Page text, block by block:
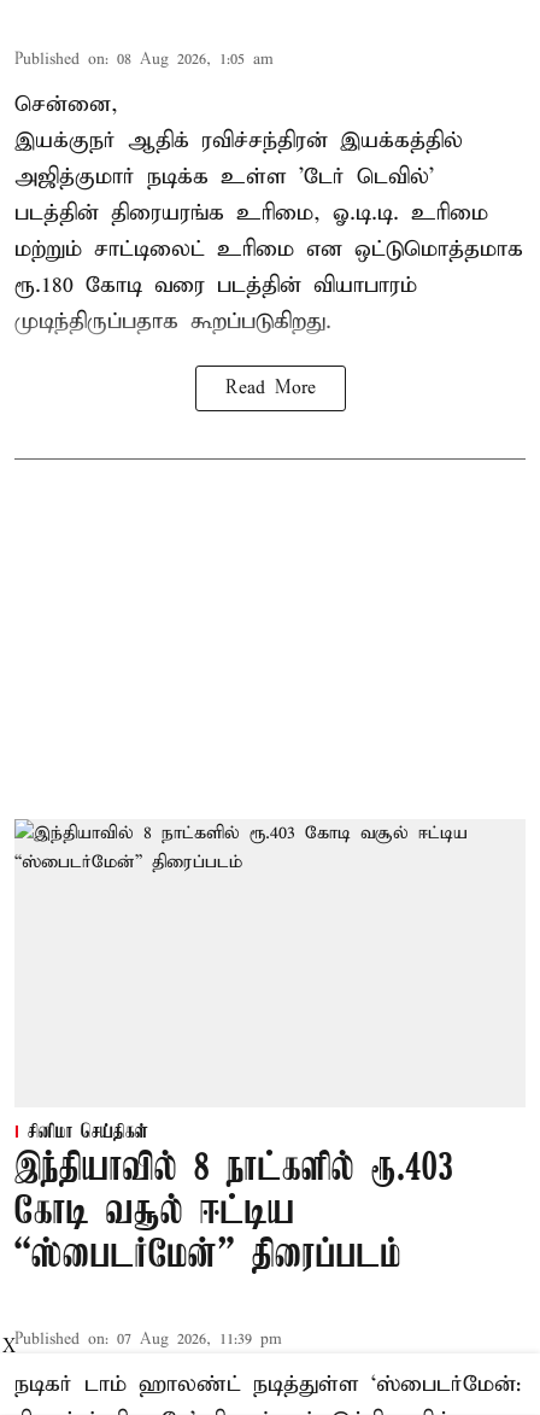
Published on: 08 Aug 2026, 1:05 am
சென்னை,
இயக்குநர் ஆதிக் ரவிச்சந்திரன் இயக்கத்தில்
அஜித்குமார் நடிக்க உள்ள 'டேர் டெவில்'
படத்தின் திரையரங்க உரிமை, ஓ.டி.டி. உரிமை
மற்றும் சாட்டிலைட் உரிமை என ஒட்டுமொத்தமாக
ரூ.180 கோடி வரை படத்தின் வியாபாரம்
முடிந்திருப்பதாக கூறப்படுகிறது.
Read More
சினிமா செய்திகள்
இந்தியாவில் 8 நாட்களில் ரூ.403
கோடி வசூல் ஈட்டிய
“ஸ்பைடர்மேன்” திரைப்படம்
Published on: 07 Aug 2026, 11:39 pm
நடிகர் டாம் ஹாலண்ட் நடித்துள்ள ‘ஸ்பைடர்மேன்:
X